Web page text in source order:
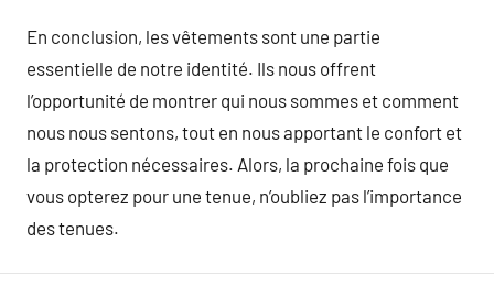
En conclusion, les vêtements sont une partie
essentielle de notre identité. Ils nous offrent
l’opportunité de montrer qui nous sommes et comment
nous nous sentons, tout en nous apportant le confort et
la protection nécessaires. Alors, la prochaine fois que
vous opterez pour une tenue, n’oubliez pas l’importance
des tenues.